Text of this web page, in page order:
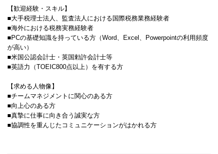
【歓迎経験・スキル】
■大手税理士法人、監査法人における国際税務業務経験者
■海外における税務実務経験者
■PCの基礎知識を持っている方（Word、Excel、Powerpointの利用頻度
が高い）
■米国公認会計士・英国勅許会計士等
■英語力（TOEIC800点以上）を有する方
【求める人物像】
■チームマネジメントに関心のある方
■向上心のある方
■真摯に仕事に向き合う誠実な方
■協調性を重んじたコミュニケーションがはかれる方